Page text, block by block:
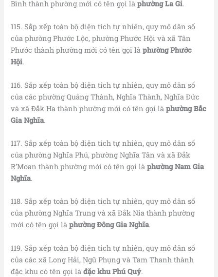
Bình thành phường mới có tên gọi làphường La Gi.
115. Sắp xếp toàn bộ diện tích tự nhiên, quy mô dân số
của phường Phước Lộc, phường Phước Hội và xã Tân
Phước thành phường mới có tên gọi làphường Phước
Hội.
116. Sắp xếp toàn bộ diện tích tự nhiên, quy mô dân số
của các phường Quảng Thành, Nghĩa Thành, Nghĩa Đức
và xã Đắk Ha thành phường mới có tên gọi làphường Bắc
Gia Nghĩa.
117. Sắp xếp toàn bộ diện tích tự nhiên, quy mô dân số
của phường Nghĩa Phú, phường Nghĩa Tân và xã Đắk
R’Moan thành phường mới có tên gọi làphường Nam Gia
Nghĩa.
118. Sắp xếp toàn bộ diện tích tự nhiên, quy mô dân số
của phường Nghĩa Trung và xã Đắk Nia thành phường
mới có tên gọi làphường Đông Gia Nghĩa.
119. Sắp xếp toàn bộ diện tích tự nhiên, quy mô dân số
của các xã Long Hải, Ngũ Phụng và Tam Thanh thành
đặc khu có tên gọi làđặc khu Phú Quý.